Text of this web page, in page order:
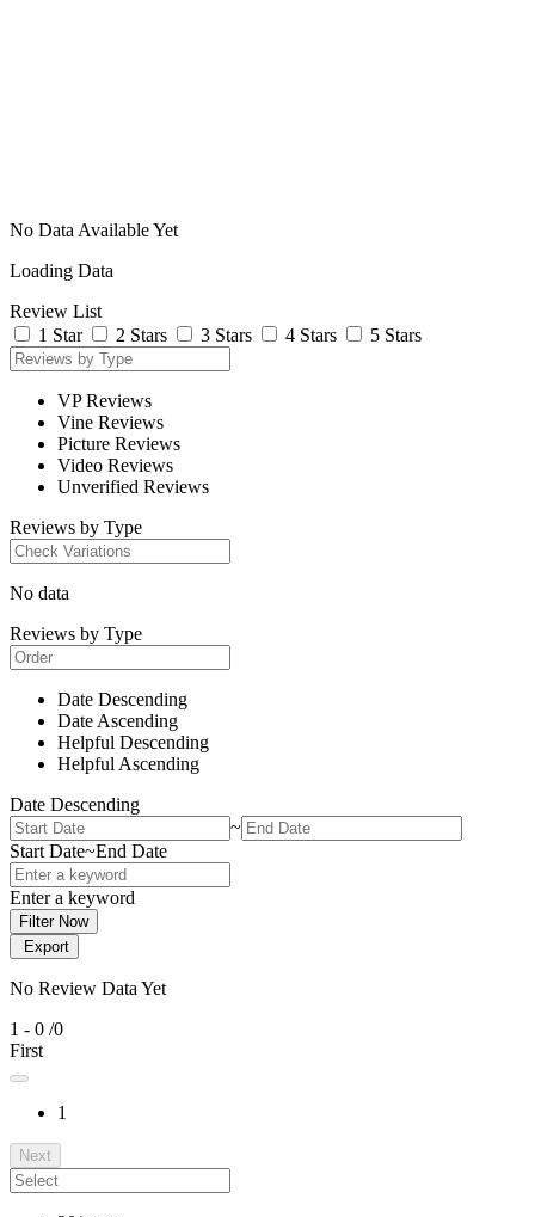
No Data Available Yet
Loading Data
Review List
1 Star
2 Stars 3 Stars 4 Stars 5 Stars
VP Reviews
Vine Reviews
Picture Reviews
Video Reviews
Unverified Reviews
Reviews by Type
No data
Reviews by Type
Date Descending
Date Ascending
Helpful Descending
Helpful Ascending
Date Descending
~
Start Date~End Date
Enter a keyword
Filter Now
Export
No Review Data Yet
1 - 0 /0
First
1
Next